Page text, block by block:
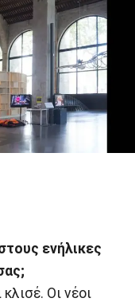
ενήλικες
Οι νέοι